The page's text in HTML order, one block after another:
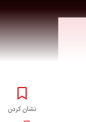
نشان کردن